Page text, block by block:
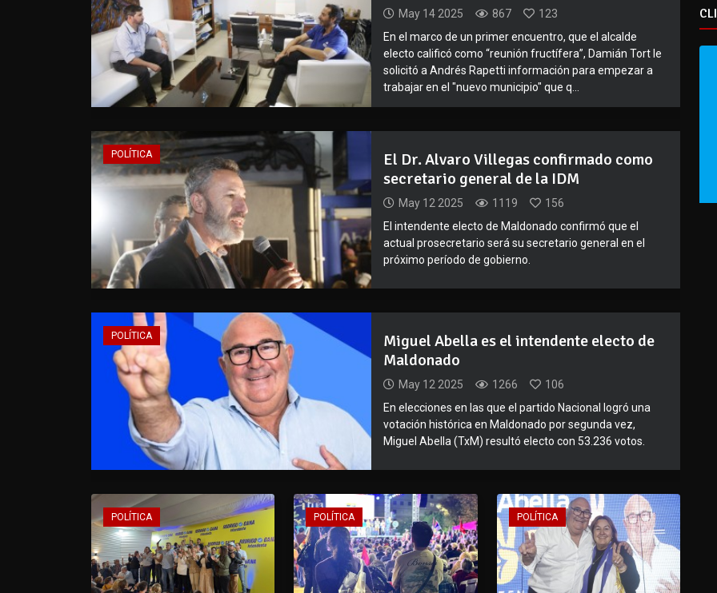
May 14 2025 867
123
En el marco de un primer encuentro, que el alcalde
electo calificó como “reunión fructífera”, Damián Tort le
solicitó a Andrés Rapetti información para empezar a
trabajar en el "nuevo municipio" que q...
POLÍTICA
El Dr. Alvaro Villegas confirmado como
secretario general de la IDM
May 12 2025 1119
156
El intendente electo de Maldonado confirmó que el
actual prosecretario será su secretario general en el
próximo período de gobierno.
POLÍTICA
Miguel Abella es el intendente electo de
Maldonado
May 12 2025 1266
106
En elecciones en las que el partido Nacional logró una
votación histórica en Maldonado por segunda vez,
Miguel Abella (TxM) resultó electo con 53.236 votos.
POLÍTICA POLÍTICA POLÍTICA